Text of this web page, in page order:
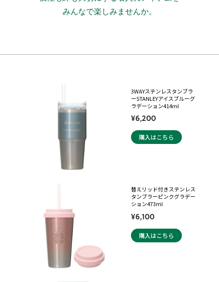
みんなで楽しみませんか。
3WAYステンレスタンブラ
ーSTANLEYアイスブルーグ
ラデーション414ml
¥6,200
購入はこちら
替えリッド付きステンレス
タンブラーピンクグラデー
ション473ml
¥6,100
購入はこちら